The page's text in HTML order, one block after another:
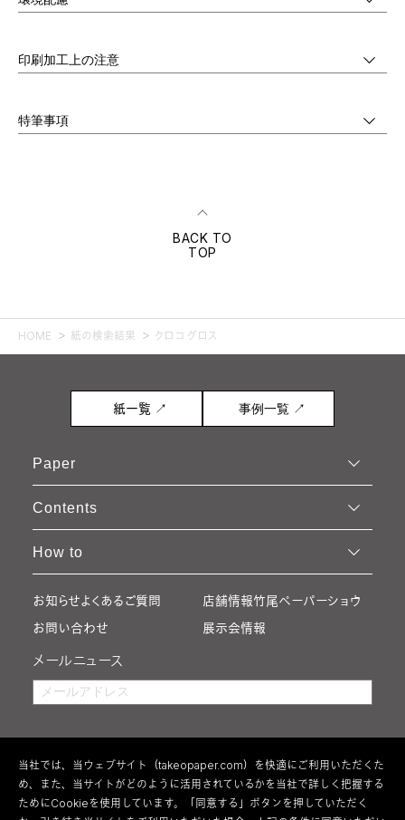
印刷加工上の注意
特筆事項
BACK TO
TOP
HOME 紙の検索結果 クロコ グロス
紙一覧 ↗ 事例一覧 ↗
Paper
Contents
How to
お知らせよくあるご質問
お問い合わせ
店舗情報竹尾ペーパーショウ
展示会情報
メールニュース
当社では、当ウェブサイト（takeopaper.com）を快適にご利用いただくた
め、また、当サイトがどのように活用されているかを当社で詳しく把握する
ためにCookieを使用しています。「同意する」ボタンを押していただく